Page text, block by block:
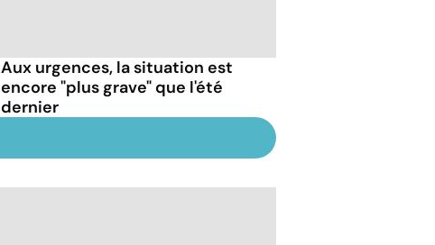
Aux urgences, la situation est
encore "plus grave" que l'été
dernier